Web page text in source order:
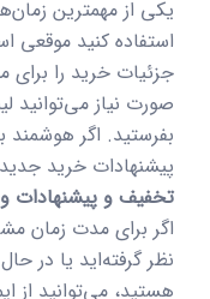
یکی از مهمترین
استفاده کنید موقعی
جزئیات خرید را
صورت نیاز می‌توانید
بفرستید. اگر هوشمند
پیشنهادات خرید
تخفیف و پیشنهادات
اگر برای مدت زمان
نظر گرفته‌اید یا در
هستید، می‌توانید از